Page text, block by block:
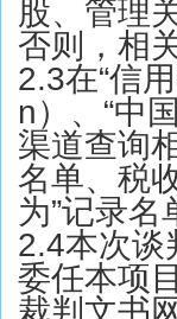
股、管理
否则，相
2.3在“信
n）、“中
渠道查询
名单、税
为”记录
2.4本次谈
委任本项
裁判文书